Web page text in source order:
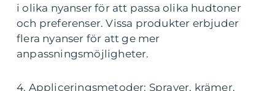
i olika nyanser för att passa olika hudtoner
och preferenser. Vissa produkter erbjuder
flera nyanser för att ge mer
anpassningsmöjligheter.
4. Appliceringsmetoder: Sprayer, krämer,